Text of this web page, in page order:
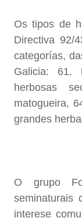
Os tipos de
Directiva 92/
categorías,
Galicia: 61.
herbosas
matogueira,
grandes
O grupo
seminaturais
interese